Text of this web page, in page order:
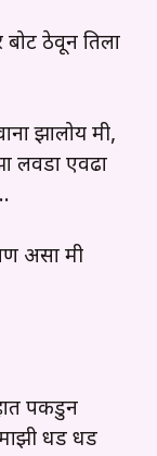
बोट ठेवून तिला
झालोय मी,
लवडा एवढा
असा मी
पकडुन
धड धड